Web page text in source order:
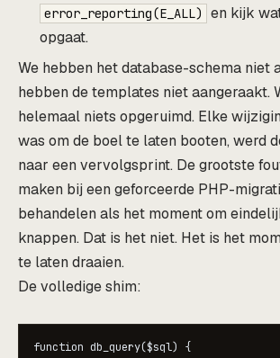
error_reporting(E_ALL)
en kijk
opgaat.
We hebben het database-schema niet
hebben de templates niet aangeraakt.
helemaal niets opgeruimd. Elke
was om de boel te laten booten, werd
naar een vervolgsprint. De grootste
maken bij een geforceerde PHP-
behandelen als het moment om
knappen. Dat is het niet. Het is het
te laten draaien.
De volledige shim:
function db_query($sql) {